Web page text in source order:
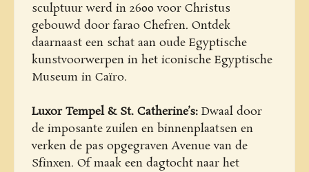
sculptuur werd in 2600 voor Christus
gebouwd door farao Chefren. Ontdek
daarnaast een schat aan oude Egyptische
kunstvoorwerpen in het iconische Egyptische
Museum in Caïro.
Luxor Tempel & St. Catherine’s: Dwaal door
de imposante zuilen en binnenplaatsen en
verken de pas opgegraven Avenue van de
Sfinxen. Of maak een dagtocht naar het